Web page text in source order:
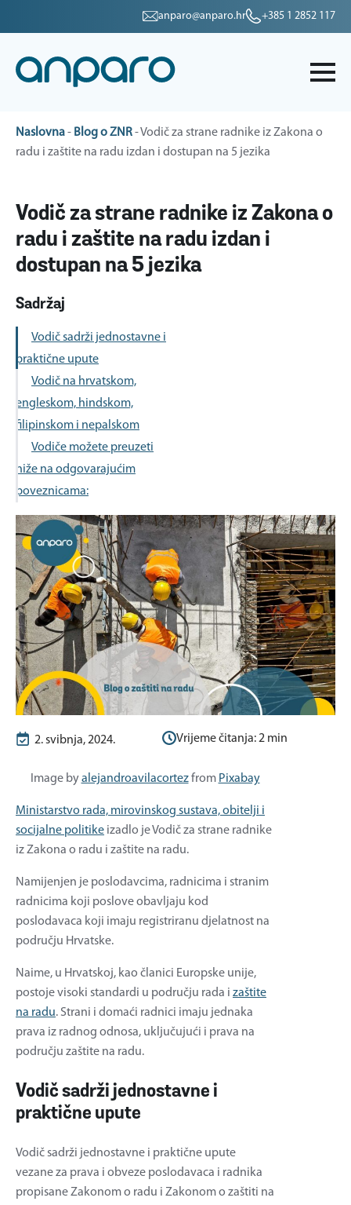
anparo@anparo.hr +385 1 2852 117
Naslovna- Blog o ZNR-Vodič za strane radnike iz Zakona o
radu i zaštite na radu izdan i dostupan na 5 jezika
Vodič za strane radnike iz Zakona o
radu i zaštite na radu izdan i
dostupan na 5 jezika
Sadržaj
Vodič sadrži jednostavne i
praktične upute
Vodič na hrvatskom,
engleskom, hindskom,
filipinskom i nepalskom
Vodiče možete preuzeti
niže na odgovarajućim
poveznicama:
2. svibnja, 2024. Vrijeme čitanja:2min
Image byalejandroavilacortezfrom Pixabay
Ministarstvo rada, mirovinskog sustava, obitelji i
socijalne politike izadlo je Vodič za strane radnike
iz Zakona o radu i zaštite na radu.
Namijenjen je poslodavcima, radnicima i stranim
radnicima koji poslove obavljaju kod
poslodavaca koji imaju registriranu djelatnost na
području Hrvatske.
Naime, u Hrvatskoj, kao članici Europske unije,
postoje visoki standardi u području rada i zaštite
na radu. Strani i domaći radnici imaju jednaka
prava iz radnog odnosa, uključujući i prava na
području zaštite na radu.
Vodič sadrži jednostavne i
praktične upute
Vodič sadrži jednostavne i praktične upute
vezane za prava i obveze poslodavaca i radnika
propisane Zakonom o radu i Zakonom o zaštiti na